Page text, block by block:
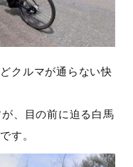
クルマが通らない快
、目の前に迫る白馬
す。